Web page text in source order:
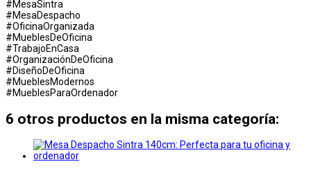
#MesaSintra
#MesaDespacho
#OficinaOrganizada
#MueblesDeOficina
#TrabajoEnCasa
#OrganizaciónDeOficina
#DiseñoDeOficina
#MueblesModernos
#MueblesParaOrdenador
6 otros productos en la misma categoría: